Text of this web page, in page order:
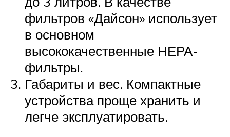
фильтров «Дайсон» использует
в основном
высококачественные НЕРА-
фильтры.
Габариты и вес. Компактные
устройства проще хранить и
легче эксплуатировать.